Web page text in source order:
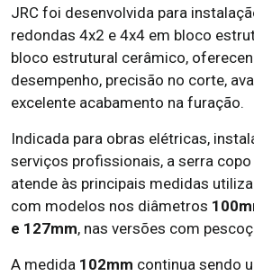
JRC foi desenvolvida para
redondas 4x2 e 4x4 em bloco
bloco estrutural cerâmico,
desempenho, precisão no corte,
excelente acabamento na furação.
Indicada para obras elétricas,
serviços profissionais, a serra
atende às principais medidas
com modelos nos diâmetros
e 127mm, nas versões com
A medida 102mm continua sendo